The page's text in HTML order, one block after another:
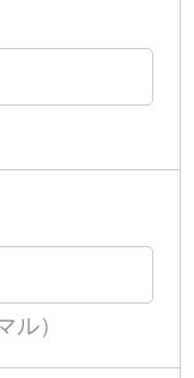
ル）